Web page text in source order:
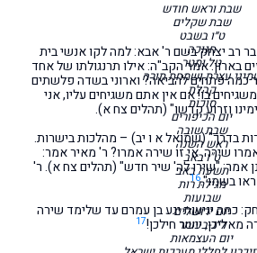
שבת וראש חודש
שבת שקלים
ט״ו בשבט
חנוכה
טל ומטר
עצרת ושמחת תורה
קהלת
סוכות
יום הכיפורים
שבת שובה
ראש השנה
ט"ו באב
תשעה באב
מגילת רות
שבועות
יום ירושלים
ל״ג-בעומר
יום העצמאות
רב יצחק בשם ר' אבא: למה לקו אנשי בית
בארון. אמר הקב"ה: אילו תרנגולתו של אחד
כמה פתחים להביאה? וארוני בשדה פלשתים
בו! אם אין אתם משגיחים עליו, אני
וזרוע קדשו" (תהלים צח א).
בדרך" (שמואל א ו יב) – מהלכות בישרות.
שירה. אי זו שירה אמרו? ר' מאיר אמר:
אמר: "שירו לה' שיר חדש" (תהלים צח א). ר'
בשמו".16
כמה יגיעות יגע בן עמרם עד שלימד שירה
מאליכן, יישר חילכן!17